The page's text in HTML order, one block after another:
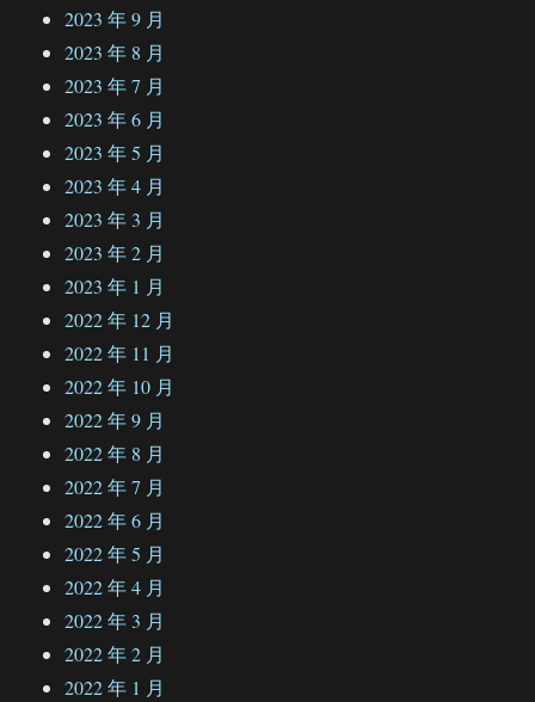
2023 年 9 月
2023 年 8 月
2023 年 7 月
2023 年 6 月
2023 年 5 月
2023 年 4 月
2023 年 3 月
2023 年 2 月
2023 年 1 月
2022 年 12 月
2022 年 11 月
2022 年 10 月
2022 年 9 月
2022 年 8 月
2022 年 7 月
2022 年 6 月
2022 年 5 月
2022 年 4 月
2022 年 3 月
2022 年 2 月
2022 年 1 月